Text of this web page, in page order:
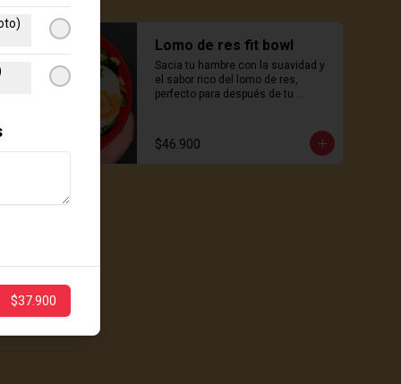
Lomo de res fit bowl
Sacia tu hambre con la suavidad y
el sabor rico del lomo de res,
perfecto para después de tu
$46.900
$37.900